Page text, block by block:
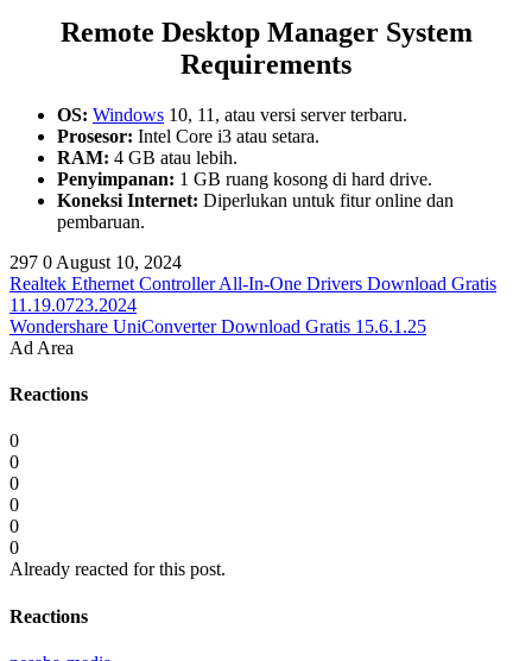
Remote Desktop Manager System
Requirements
OS: Windows 10, 11, atau versi server terbaru.
Prosesor: Intel Core i3 atau setara.
RAM: 4 GB atau lebih.
Penyimpanan: 1 GB ruang kosong di hard drive.
Koneksi Internet: Diperlukan untuk fitur online dan
pembaruan.
297 0 August 10, 2024
Realtek Ethernet Controller All-In-One Drivers Download Gratis
11.19.0723.2024
Wondershare UniConverter Download Gratis 15.6.1.25
Ad Area
Reactions
0
0
0
0
0
0
Already reacted for this post.
Reactions